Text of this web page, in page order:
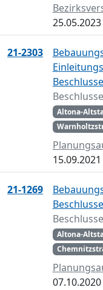
25.05.2023
21-2303
Altona-
15.09.2021
21-1269
Altona-
07.10.2020